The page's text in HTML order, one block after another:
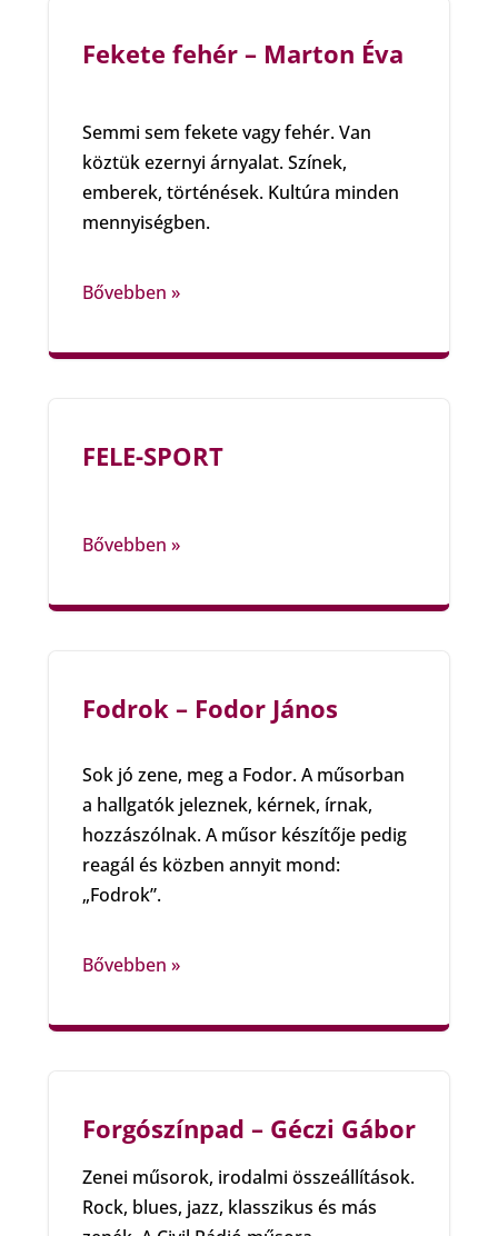
Fekete fehér – Marton Éva
Semmi sem fekete vagy fehér. Van
köztük ezernyi árnyalat. Színek,
emberek, történések. Kultúra minden
mennyiségben.
Bővebben »
FELE-SPORT
Bővebben »
Fodrok – Fodor János
Sok jó zene, meg a Fodor. A műsorban
a hallgatók jeleznek, kérnek, írnak,
hozzászólnak. A műsor készítője pedig
reagál és közben annyit mond:
„Fodrok”.
Bővebben »
Forgószínpad – Géczi Gábor
Zenei műsorok, irodalmi összeállítások.
Rock, blues, jazz, klasszikus és más